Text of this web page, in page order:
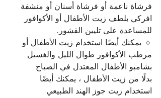
فرشاة ناعمة أو فرشاة أسنان أو منشفة
افركي بلطف زيت الأطفال أو الأكوافور
للمساعدة على تليين القشور.
🔹 يمكنك أيضًا استخدام زيت الأطفال أو
مرطب الأكوافور طوال الليل والغسيل
بشامبو الأطفال المعتدل في الصباح
بدلًا من زيت الأطفال ، يمكنك أيضًا
استخدام زيت جوز الهند الطبيعي